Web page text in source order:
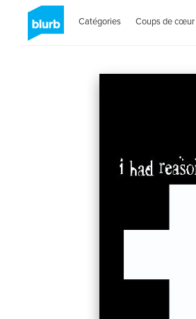
Catégories Coups de cœur